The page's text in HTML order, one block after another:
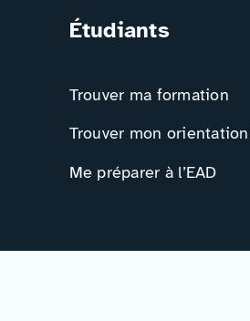
Étudiants
Trouver ma formation
Trouver mon orientation
Me préparer à l’EAD